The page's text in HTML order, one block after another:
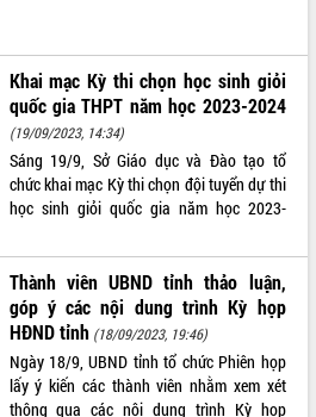
đột
số
hạ
Kỷ
bố
Đắk
Khai mạc Kỳ thi chọn học sinh giỏi
quốc gia THPT năm học 2023-2024
(19/09/2023, 14:34)
Sáng 19/9, Sở Giáo dục và Đào tạo tổ
chức khai mạc Kỳ thi chọn đội tuyển dự thi
học sinh giỏi quốc gia năm học 2023-
Thành viên UBND tỉnh thảo luận,
góp ý các nội dung trình Kỳ họp
HĐND tỉnh (18/09/2023, 19:46)
Ngày 18/9, UBND tỉnh tổ chức Phiên họp
lấy ý kiến các thành viên nhằm xem xét
thông qua các nội dung trình Kỳ họp